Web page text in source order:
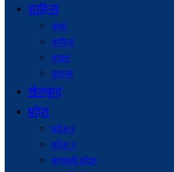
साहित्य
कथा
कविता
गजल
मुक्तक
खेलकुद
प्रदेश
प्रदेश १
प्रदेश २
बागमती प्रदेश